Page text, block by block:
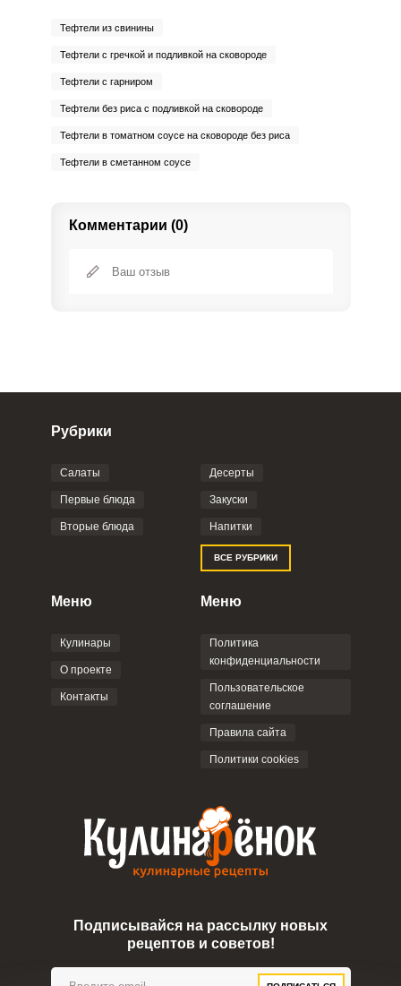
Тефтели из свинины
Тефтели с гречкой и подливкой на сковороде
Тефтели с гарниром
Тефтели без риса с подливкой на сковороде
Тефтели в томатном соусе на сковороде без риса
Тефтели в сметанном соусе
Комментарии (0)
Фото до 4 шт, до 5 mb
Отправляя эту форму, вы соглашаетесь с
Политикой
Пользовательским
соглашением
Рубрики
Салаты
Первые блюда
Вторые блюда
Десерты
Закуски
Напитки
ВСЕ РУБРИКИ
Меню
Кулинары
О проекте
Контакты
Меню
Политика
конфиденциальности
Пользовательское
соглашение
Правила сайта
Политики cookies
Подписывайся на рассылку новых
рецептов и советов!